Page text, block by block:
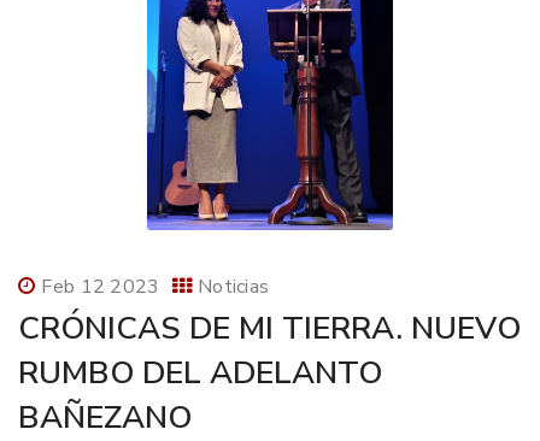
Feb 12 2023 Noticias
CRÓNICAS DE MI TIERRA. NUEVO
RUMBO DEL ADELANTO
BAÑEZANO